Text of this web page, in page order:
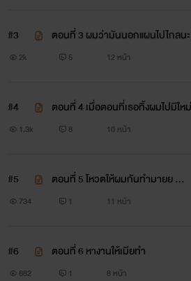
นิยายเรื่องนี้เป็นเรื่องที่แต่งขึ้น
สถานที่บางแห่งไม่ได้อยู่จริงนะคะ คิดเอง
☼ ☼ ☼ ☼ ☼
ระบบการทำงานและการแพทย์ในนี้
อาจไม่ตรงกับความเป็นจริง
#3
ตอนที่ 3 ผมว่ามันนอกแผนไปไกลน
C ]
2k 5 12 หน้า
#4 ตอนที่ 4 เมื่อตอนที่เธอทิ้งผมไปมีใหม่
1.3k 8 10 หน้า
#5 ตอนที่ 5 โหวตให้ผมกันทำมายย ...
734 1 11 หน้า
#6 ตอนที่ 6 หางานให้เมียทำ
882 1 8 หน้า